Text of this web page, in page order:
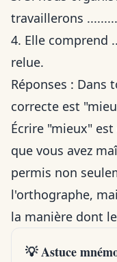
travaillerons
4. Elle comprend
relue.
Réponses : Dans
correcte est
Écrire "mieux"
que vous avez
permis non
l'orthographe,
la manière dont
💡 Astuce